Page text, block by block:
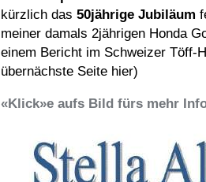
kürzlich das 50jährige Jubiläum
meiner damals 2jährigen Honda
einem Bericht im Schweizer Töff-
übernächste Seite hier)
«Klick»e aufs Bild fürs mehr